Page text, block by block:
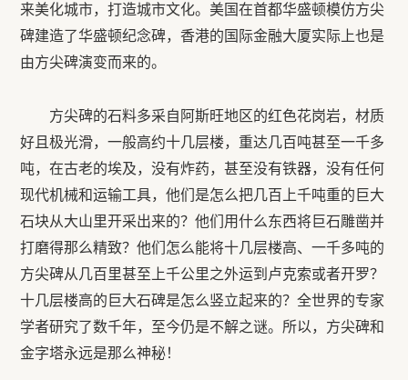
来美化城市，打造城市文化。美国在首都华盛顿模仿方尖
碑建造了华盛顿纪念碑，香港的国际金融大厦实际上也是
由方尖碑演变而来的。
方尖碑的石料多采自阿斯旺地区的红色花岗岩，材质
好且极光滑，一般高约十几层楼，重达几百吨甚至一千多
吨，在古老的埃及，没有炸药，甚至没有铁器，没有任何
现代机械和运输工具，他们是怎么把几百上千吨重的巨大
石块从大山里开采出来的？他们用什么东西将巨石雕凿并
打磨得那么精致？他们怎么能将十几层楼高、一千多吨的
方尖碑从几百里甚至上千公里之外运到卢克索或者开罗？
十几层楼高的巨大石碑是怎么竖立起来的？全世界的专家
学者研究了数千年，至今仍是不解之谜。所以，方尖碑和
金字塔永远是那么神秘！